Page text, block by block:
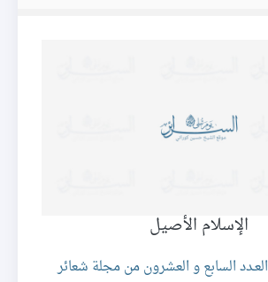
الإسلام الأصيل
العـدد السابع و العشرون من مجلة شعائر